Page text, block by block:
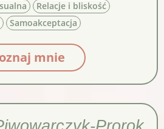
Relacje i bliskość
Samoakceptacja
mnie